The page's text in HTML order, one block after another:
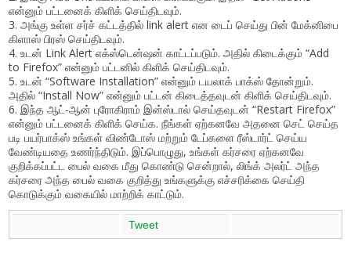
என்னும் பட்டனைக் கிளிக் செய்திடவும்.
3. அங்கு உள்ள சர்ச் கட்டத்தில் link alert என டைப் செய்து பின் மேக்னிபை
கிளாஸ் பிரஸ் செய்திடவும்.
4. உடன் Link Alert எக்ஸ்டென்ஷன் காட்டப்படும். அதில் கிடைக்கும் “Add
to Firefox” என்னும் பட்டனில் கிளிக் செய்திடவும்.
5. உடன் “Software Installation” என்னும் டயலாக் பாக்ஸ் தோன்றும்.
அதில் “Install Now” என்னும் பட்டன் கிடைத்தவுடன் கிளிக் செய்திடவும்.
6. இந்த ஆட்-ஆன் புரோகிராம் இன்ஸ்டால் செய்தவுடன் “Restart Firefox”
என்னும் பட்டனைக் கிளிக் செய்க. நீங்கள் ஏற்கனவே அதனை செட் செய்த
படி பயர்பாக்ஸ் உங்கள் விண்டோஸ் மற்றும் டேப்களை ரீஸ்டார்ட் செய்ய
வேண்டியதை உணர்ந்திடும். இப்பொழுது, உங்கள் கர்சரை ஏற்கனவே
குறிக்கப்பட்ட பைல் வகை மீது கொண்டு சென்றால், லிங்க் அலர்ட் அந்த
கர்சரை அந்த பைல் வகை குறித்து உங்களுக்கு எச்சரிக்கை செய்தி
கொடுக்கும் வகையில் மாற்றிக் காட்டும்.
Tweet